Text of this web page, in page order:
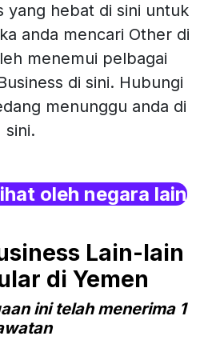
yang hebat di sini untuk
anda mencari Other di
menemui pelbagai
di sini. Hubungi
menunggu anda di
sini.
oleh negara lain
Lain-lain
di Yemen
ini telah menerima 1